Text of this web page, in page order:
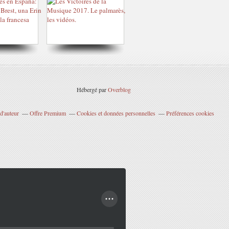
Hébergé parOverblog
Offre Premium Cookies et données personnelles Préférences cookies